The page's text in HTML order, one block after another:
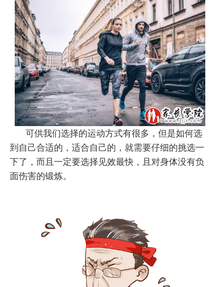
可供我们选择的运动方式有很多，但是如何选
到自己合适的，适合自己的，就需要仔细的挑选一
下了，而且一定要选择见效最快，且对身体没有负
面伤害的锻炼。